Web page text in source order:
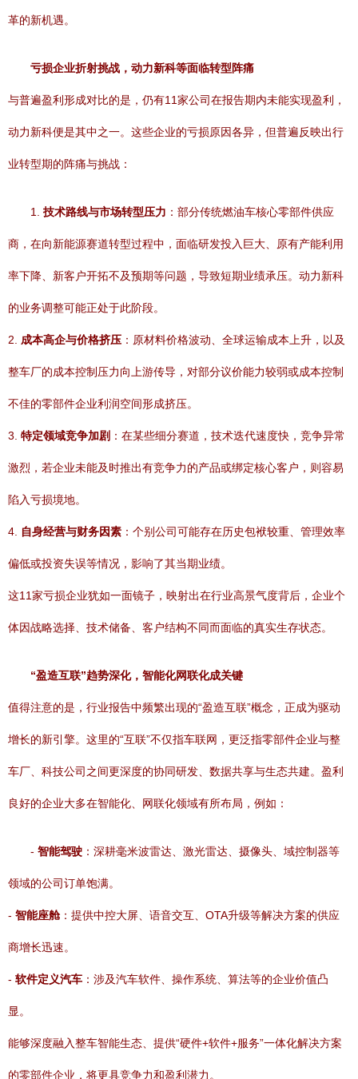
革的新机遇。
亏损企业折射挑战，动力新科等面临转型阵痛
与普遍盈利形成对比的是，仍有11家公司在报告期内未能实现盈利，
动力新科便是其中之一。这些企业的亏损原因各异，但普遍反映出行
业转型期的阵痛与挑战：
1. 技术路线与市场转型压力 ：部分传统燃油车核心零部件供应
商，在向新能源赛道转型过程中，面临研发投入巨大、原有产能利用
率下降、新客户开拓不及预期等问题，导致短期业绩承压。动力新科
的业务调整可能正处于此阶段。
2. 成本高企与价格挤压 ：原材料价格波动、全球运输成本上升，以及
整车厂的成本控制压力向上游传导，对部分议价能力较弱或成本控制
不佳的零部件企业利润空间形成挤压。
3. 特定领域竞争加剧 ：在某些细分赛道，技术迭代速度快，竞争异常
激烈，若企业未能及时推出有竞争力的产品或绑定核心客户，则容易
陷入亏损境地。
4. 自身经营与财务因素 ：个别公司可能存在历史包袱较重、管理效率
偏低或投资失误等情况，影响了其当期业绩。
这11家亏损企业犹如一面镜子，映射出在行业高景气度背后，企业个
体因战略选择、技术储备、客户结构不同而面临的真实生存状态。
“盈造互联”趋势深化，智能化网联化成关键
值得注意的是，行业报告中频繁出现的“盈造互联”概念，正成为驱动
增长的新引擎。这里的“互联”不仅指车联网，更泛指零部件企业与整
车厂、科技公司之间更深度的协同研发、数据共享与生态共建。盈利
良好的企业大多在智能化、网联化领域有所布局，例如：
- 智能驾驶 ：深耕毫米波雷达、激光雷达、摄像头、域控制器等
领域的公司订单饱满。
- 智能座舱：提供中控大屏、语音交互、OTA升级等解决方案的供应
商增长迅速。
- 软件定义汽车 ：涉及汽车软件、操作系统、算法等的企业价值凸
显。
能够深度融入整车智能生态、提供“硬件+软件+服务”一体化解决方案
的零部件企业，将更具竞争力和盈利潜力。